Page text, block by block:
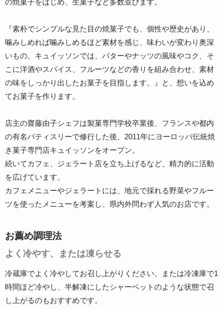
の焼菓子をはじめ、生菓子など多数並びます。
『素朴でシンプルな見た目の焼菓子でも、個性や歴史があり、
噛みしめれば噛みしめるほど素材を感じ、味わいが変わり奥深
いもの。キュイッソンでは、バターやナッツの風味やコク、そ
こに洋酒やスパイス、フルーツなどの香りを組み合わせ、素材
の味をしっかり出したお菓子を目指します。』と、想いを込め
てお菓子を作ります。
店主の齋藤由子シェフは製菓専門学校卒業後、フランスや都内
の有名パティスリーで修行した後、2011年にヨーロッパ伝統焼
き菓子専門店キュイッソンをオープン。
続いてカフェ、ジェラート店を立ち上げるなど、精力的に活動
を広げています。
カフェメニューやジェラートには、地元で採れる野菜やフルー
ツを使ったメニューを考案し、県内外問わず人気のお店です。
お薦め調理法
よく冷やす、または凍らせる
冷蔵庫でよく冷やしてお召し上がりください。または冷凍庫で1
時間ほど冷やし、半解凍にしたシャーベットのような状態で召
し上がるのもおすすめです。